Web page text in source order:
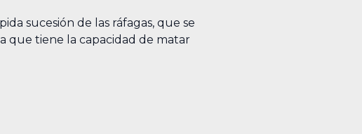
sucesión de las ráfagas, que se
que tiene la capacidad de matar